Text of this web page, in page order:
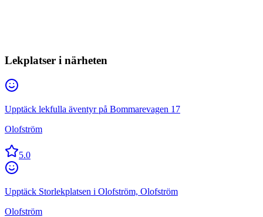
Lekplatser i närheten
Upptäck lekfulla äventyr på Bommarevagen 17
Olofström
5.0
Upptäck Storlekplatsen i Olofström, Olofström
Olofström